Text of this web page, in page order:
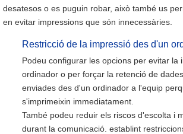
desatesos o es puguin robar, això també us
en evitar impressions que són innecessàries.
Restricció de la impressió des d'un
Podeu configurar les opcions per evitar la
ordinador o per forçar la retenció de
enviades des d'un ordinador a l'equip
s'imprimeixin immediatament.
També podeu reduir els riscos d'escolta i
durant la comunicació. establint